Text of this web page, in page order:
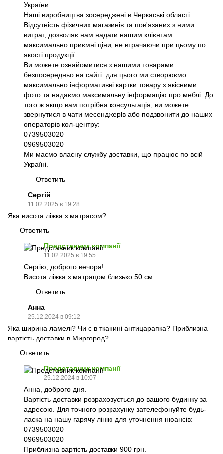
України.
Наші виробництва зосереджені в Черкаські області.
Відсутність фізичних магазинів та пов'язаних з ними
витрат, дозволяє нам надати нашим клієнтам
максимально приємні ціни, не втрачаючи при цьому по
якості продукції.
Ви можете ознайомитися з нашими товарами
безпосередньо на сайті: для цього ми створюємо
максимально інформативні картки товару з якісними
фото та надаємо максимальну інформацію про меблі. До
того ж якщо вам потрібна консультація, ви можете
звернутися в чати месенджерів або подзвонити до наших
операторів кол-центру:
0739503020
0969503020
Ми маємо власну службу доставки, що працює по всій
Україні.
Ответить
Сергій
11.02.2025 в 19:28
Яка висота ліжка з матрасом?
Ответить
Представник компанії
11.02.2025 в 19:55
Сергію, доброго вечора!
Висота ліжка з матрацом близько 50 см.
Ответить
Анна
25.12.2024 в 09:12
Яка ширина ламелі? Чи є в тканині антицарапка? Приблизна
вартість доставки в Миргород?
Ответить
Представник компанії
25.12.2024 в 10:07
Анна, доброго дня.
Вартість доставки розраховується до вашого будинку за
адресою. Для точного розрахунку зателефонуйте будь-
ласка на нашу гарячу лінію для уточнення нюансів:
0739503020
0969503020
Приблизна вартість доставки 900 грн.